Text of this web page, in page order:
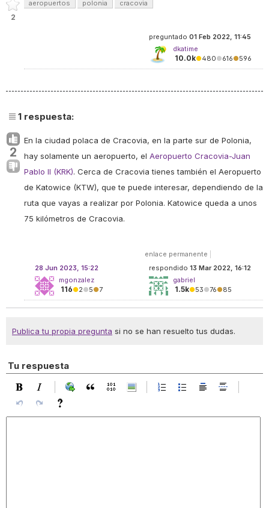
2
aeropuertos polonia cracovia
preguntado 01 Feb 2022, 11:45
dkatime
10.0k●480●616●596
1 respuesta:
2
En la ciudad polaca de Cracovia, en la parte sur de Polonia,
hay solamente un aeropuerto, el Aeropuerto Cracovia-Juan
Pablo II (KRK). Cerca de Cracovia tienes también el Aeropuerto
de Katowice (KTW), que te puede interesar, dependiendo de la
ruta que vayas a realizar por Polonia. Katowice queda a unos
75 kilómetros de Cracovia.
enlace permanente
respondido 13 Mar 2022, 16:12
gabriel
1.5k●53●76●85
28 Jun 2023, 15:22
mgonzalez
116●2●5●7
Publica tu propia pregunta si no se han resuelto tus dudas.
Tu respuesta